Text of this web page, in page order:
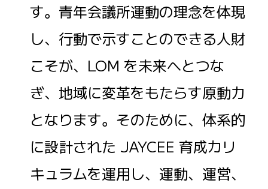
す。青年会議所運動の理念を体現
し、行動で示すことのできる人財
こそが、LOM を未来へとつな
ぎ、地域に変革をもたらす原動力
となります。そのために、体系的
に設計された JAYCEE 育成カリ
キュラムを運用し、運動、運営、